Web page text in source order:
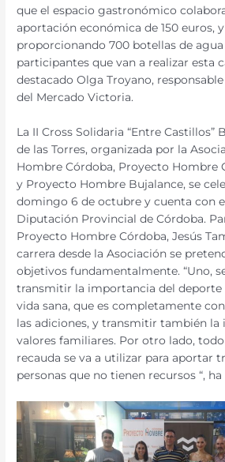
que el espacio gastronómico
aportación económica de 150 euros,
proporcionando 700 botellas de agua
participantes que van a realizar esta
destacado Olga Troyano,
del Mercado Victoria.
La II Cross Solidaria “Entre Castillos”
de las Torres, organizada por la
Hombre Córdoba, Proyecto Hombre
y Proyecto Hombre Bujalance, se
domingo 6 de octubre y cuenta con
Diputación Provincial de Córdoba.
Proyecto Hombre Córdoba, Jesús
carrera desde la Asociación se
objetivos fundamentalmente. “Uno,
transmitir la importancia del deporte
vida sana, que es completamente
las adiciones, y transmitir también la
valores familiares. Por otro lado,
recauda se va a utilizar para aportar
personas que no tienen recursos “,